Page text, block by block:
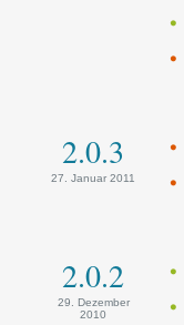
2.0.3
27. Januar 2011
2.0.2
29. Dezember
2010